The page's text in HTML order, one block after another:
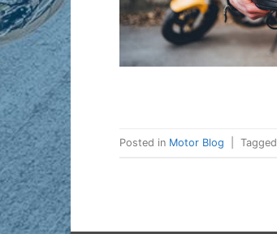
Posted in Motor Blog Tagged